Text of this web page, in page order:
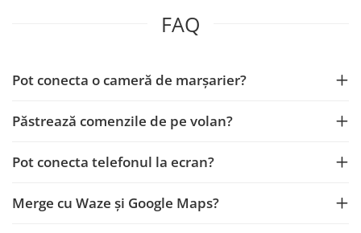
Rame adaptoare Citroen
FAQ
Pot conecta o cameră de marșarier?
Păstrează comenzile de pe volan?
Pot conecta telefonul la ecran?
Merge cu Waze și Google Maps?